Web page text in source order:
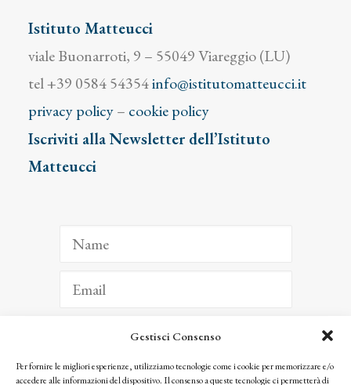
Gestisci Consenso
Per fornire le migliori esperienze, utilizziamo tecnologie come i cookie per memorizzare e/o
accedere alle informazioni del dispositivo. Il consenso a queste tecnologie ci permetterà di
Istituto Matteucci
viale Buonarroti, 9 – 55049 Viareggio (LU)
tel +39 0584 54354info@istitutomatteucci.it
privacy policy– cookie policy
Iscriviti alla Newsletter dell’Istituto
Matteucci
ISCRIVITI